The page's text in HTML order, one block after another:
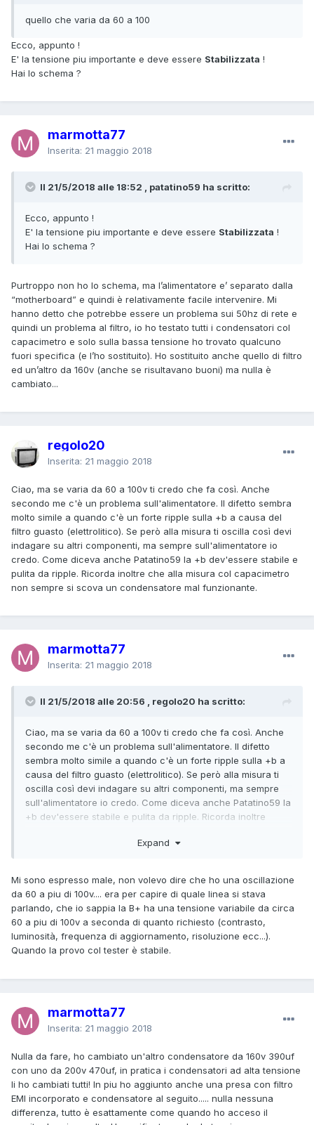
quello che varia da 60 a 100
Ecco, appunto !
E' la tensione piu importante e deve essere Stabilizzata !
Hai lo schema ?
marmotta77
Inserita: 21 maggio 2018
Il 21/5/2018 alle 18:52 , patatino59 ha scritto:
Ecco, appunto !
E' la tensione piu importante e deve essere Stabilizzata !
Hai lo schema ?
Purtroppo non ho lo schema, ma l’alimentatore e’ separato dalla
“motherboard” e quindi è relativamente facile intervenire. Mi
hanno detto che potrebbe essere un problema sui 50hz di rete e
quindi un problema al filtro, io ho testato tutti i condensatori col
capacimetro e solo sulla bassa tensione ho trovato qualcuno
fuori specifica (e l’ho sostituito). Ho sostituito anche quello di filtro
ed un’altro da 160v (anche se risultavano buoni) ma nulla è
cambiato...
regolo20
Inserita: 21 maggio 2018
Ciao, ma se varia da 60 a 100v ti credo che fa così. Anche
secondo me c'è un problema sull'alimentatore. Il difetto sembra
molto simile a quando c'è un forte ripple sulla +b a causa del
filtro guasto (elettrolitico). Se però alla misura ti oscilla così devi
indagare su altri componenti, ma sempre sull'alimentatore io
credo. Come diceva anche Patatino59 la +b dev'essere stabile e
pulita da ripple. Ricorda inoltre che alla misura col capacimetro
non sempre si scova un condensatore mal funzionante.
marmotta77
Inserita: 21 maggio 2018
Il 21/5/2018 alle 20:56 , regolo20 ha scritto:
Ciao, ma se varia da 60 a 100v ti credo che fa così. Anche
secondo me c'è un problema sull'alimentatore. Il difetto
sembra molto simile a quando c'è un forte ripple sulla +b a
causa del filtro guasto (elettrolitico). Se però alla misura ti
oscilla così devi indagare su altri componenti, ma sempre
sull'alimentatore io credo. Come diceva anche Patatino59 la
+b dev'essere stabile e pulita da ripple. Ricorda inoltre
condensatore mal funzionante.
Expand
Mi sono espresso male, non volevo dire che ho una oscillazione
da 60 a piu di 100v.... era per capire di quale linea si stava
parlando, che io sappia la B+ ha una tensione variabile da circa
60 a piu di 100v a seconda di quanto richiesto (contrasto,
luminosità, frequenza di aggiornamento, risoluzione ecc...).
Quando la provo col tester è stabile.
marmotta77
Inserita: 21 maggio 2018
Nulla da fare, ho cambiato un'altro condensatore da 160v 390uf
con uno da 200v 470uf, in pratica i condensatori ad alta tensione
li ho cambiati tutti! In piu ho aggiunto anche una presa con filtro
EMI incorporato e condensatore al seguito..... nulla nessuna
differenza, tutto è esattamente come quando ho acceso il